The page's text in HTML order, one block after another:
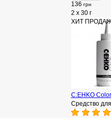
136 грн
2 x 30 г
ХИТ
C:EHKO
Средство